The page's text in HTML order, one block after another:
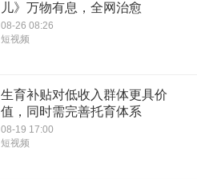
儿》万物有息，全网治愈
08-26 08:26
短视频
生育补贴对低收入群体更具价
值，同时需完善托育体系
08-19 17:00
短视频